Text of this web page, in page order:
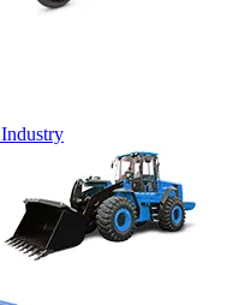
Industry